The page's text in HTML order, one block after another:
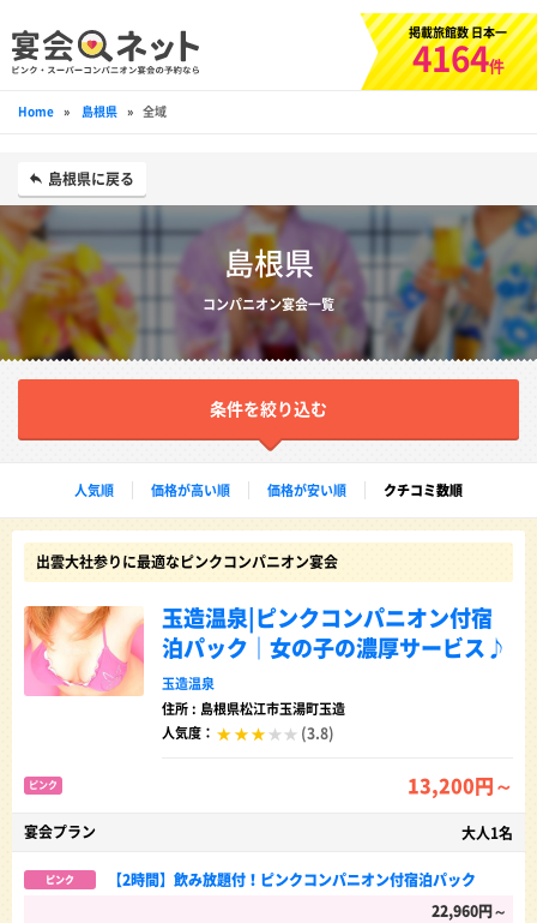
掲載旅館数 日本一
4164件
Home » 島根県 » 全域
島根県に戻る
島根県
コンパニオン宴会一覧
条件を絞り込む
人気順 価格が高い順 価格が安い順 クチコミ数順
出雲大社参りに最適なピンクコンパニオン宴会
玉造温泉|ピンクコンパニオン付宿
泊パック｜女の子の濃厚サービス♪
玉造温泉
住所 : 島根県松江市玉湯町玉造
人気度：
(3.8)
ピンク 13,200円～
宴会プラン 大人1名
ピンク
【2時間】飲み放題付！ピンクコンパニオン付宿泊パック
22,960円～